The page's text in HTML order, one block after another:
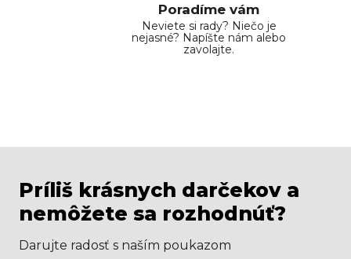
Poradíme vám
Neviete si rady? Niečo je
nejasné? Napíšte nám alebo
zavolajte.
Príliš krásnych darčekov a
nemôžete sa rozhodnúť?
Darujte radosť s naším poukazom